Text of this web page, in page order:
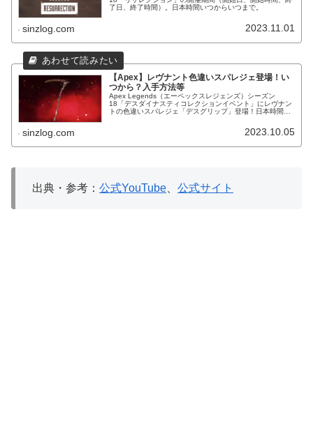
了日、終了時間）。日本時間いつからいつまで。
sinzlog.com 2023.11.01
【Apex】レヴナント色違いスパレジェ登場！い
つから？入手方法等
Apex Legends（エーペックスレジェンズ）シーズン
18「デスダイナスティコレクションイベント」にレヴナン
トの色違いスパレジェ「デスグリップ」登場！日本時間い
sinzlog.com 2023.10.05
出典・参考： 公式YouTube 公式サイト